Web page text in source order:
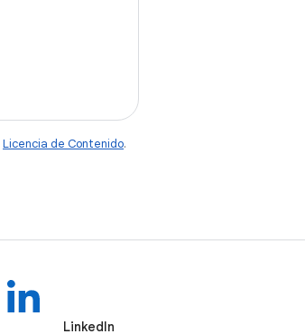
Licencia de Contenido.
LinkedIn